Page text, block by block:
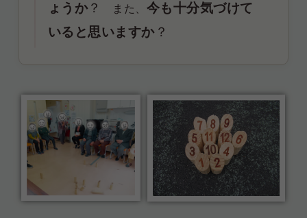
ょうか？ また、 今も十分気づけて
いると思いますか？